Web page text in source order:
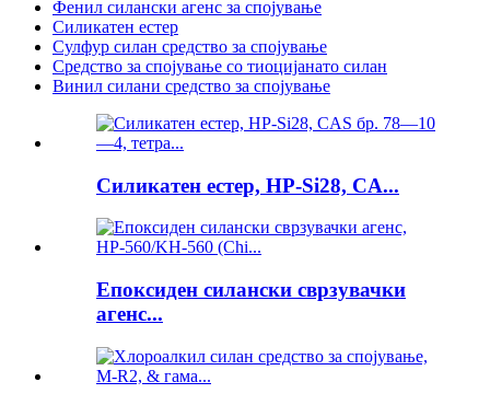
Фенил силански агенс за спојување
Силикатен естер
Сулфур силан средство за спојување
Средство за спојување со тиоцијанато силан
Винил силани средство за спојување
Силикатен естер, HP-Si28, CA...
Епоксиден силански сврзувачки
агенс...